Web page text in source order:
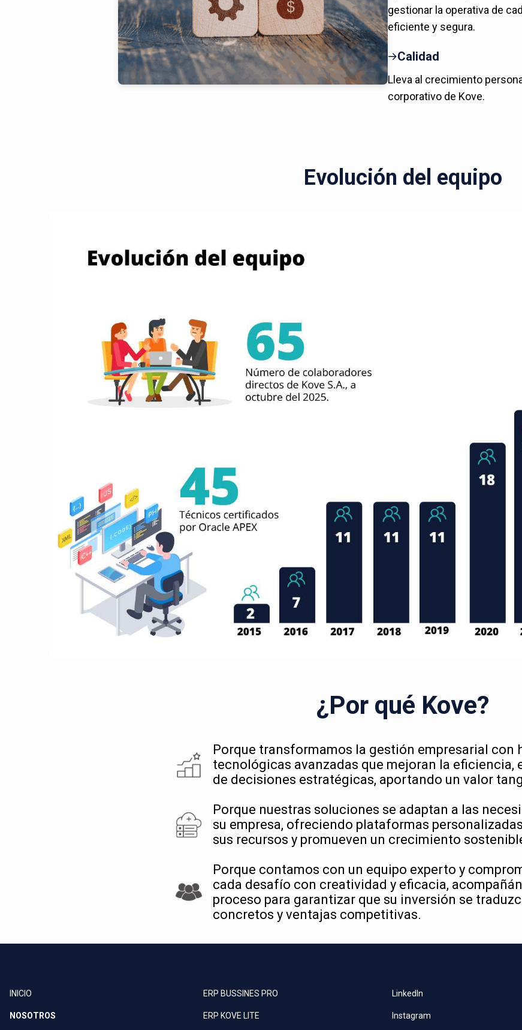
gestionar la operativa de
eficiente y segura.
Calidad
Lleva al crecimiento
corporativo de Kove.
Evolución del equipo
¿Por qué Kove?
Porque transformamos la gestión empresarial con
tecnológicas avanzadas que mejoran la eficiencia,
de decisiones estratégicas, aportando un valor
Porque nuestras soluciones se adaptan a las
su empresa, ofreciendo plataformas
sus recursos y promueven un crecimiento
Porque contamos con un equipo experto y
cada desafío con creatividad y eficacia,
proceso para garantizar que su inversión se
concretos y ventajas competitivas.
INICIO
NOSOTROS
ERP BUSSINES PRO
ERP KOVE LITE
LinkedIn
Instagram